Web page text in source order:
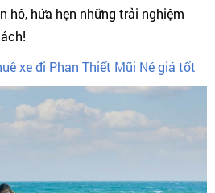
hô, hứa hẹn những trải nghiệm
xe đi Phan Thiết Mũi Né giá tốt